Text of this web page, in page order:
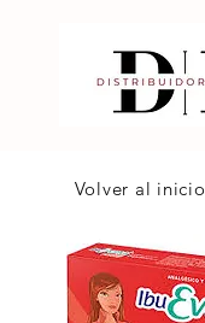
Volver al inicio